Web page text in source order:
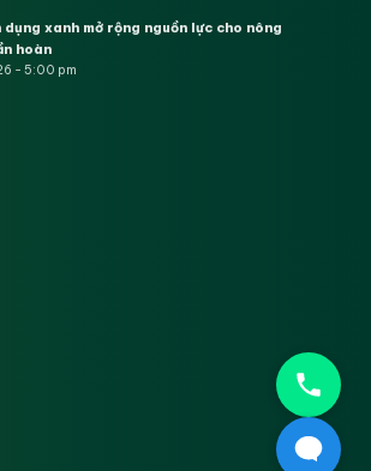
xanh mở rộng nguồn lực cho nông
hoàn
- 5:00 pm